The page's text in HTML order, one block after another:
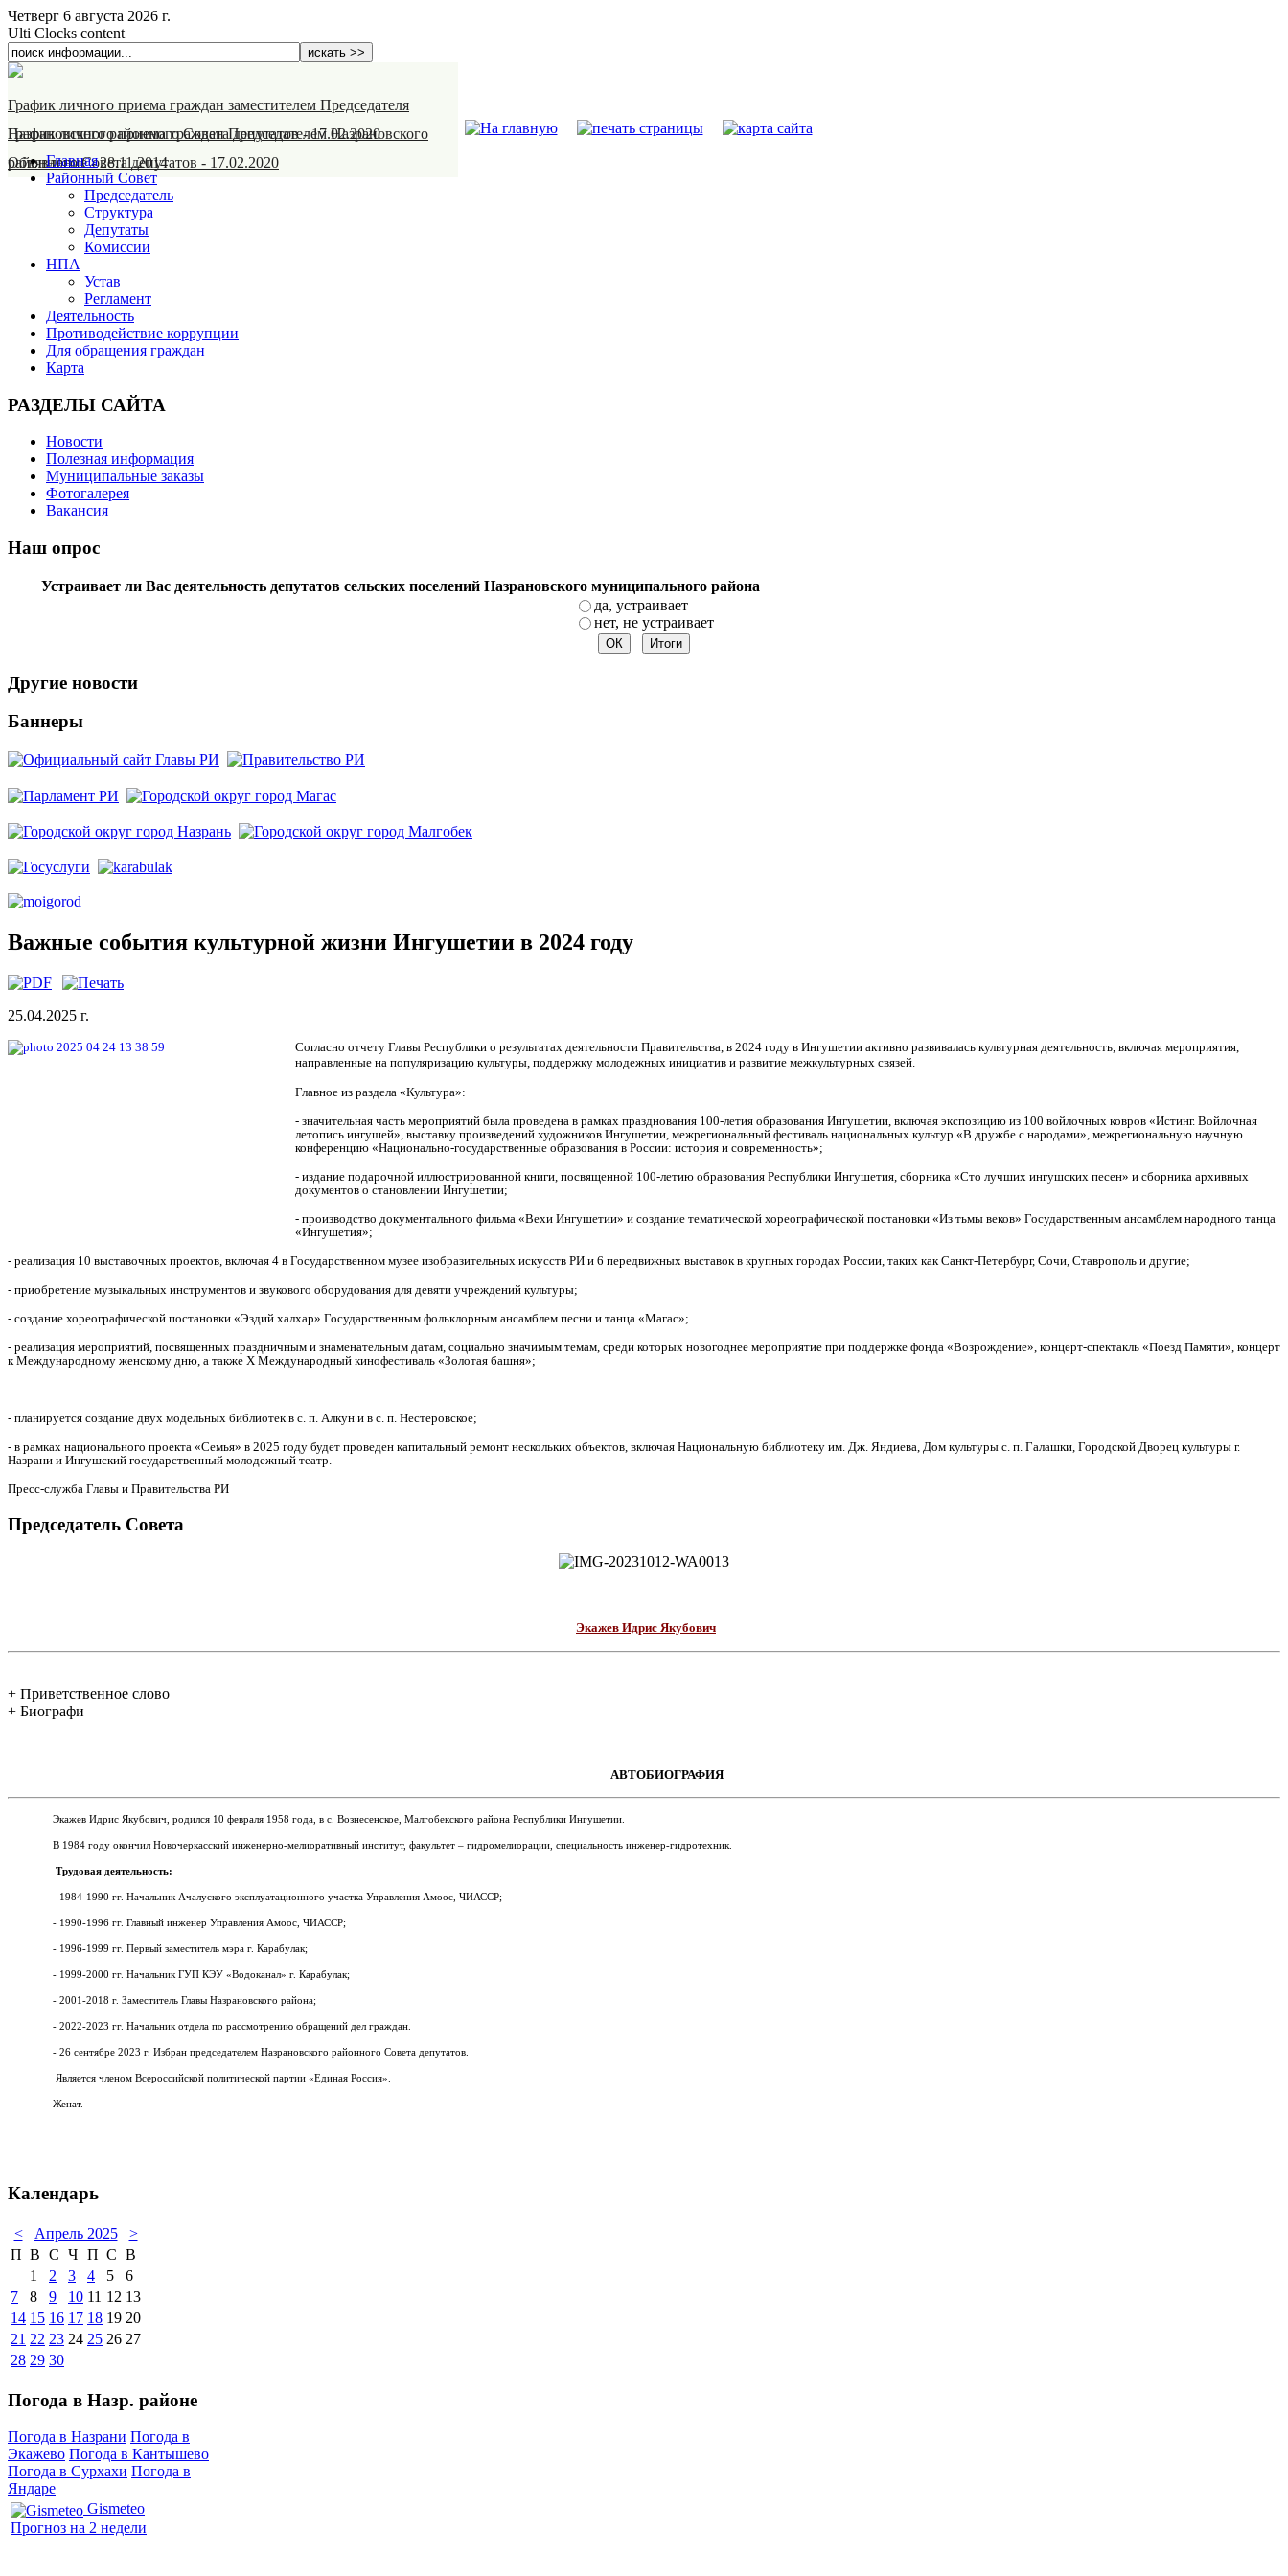
Четверг 6 августа 2026 г.
Ulti Clocks content
График личного приема граждан заместителем Председателя
Назрановского районного Совета депутатов-17.02.2020
График личного приема граждан Председателем Назрановского
районного Совета депутатов - 17.02.2020
Объявление-28.11.2014
Главная
Районный Совет
Председатель
Структура
Депутаты
Комиссии
НПА
Устав
Регламент
Деятельность
Противодействие коррупции
Для обращения граждан
Карта
РАЗДЕЛЫ САЙТА
Новости
Полезная информация
Муниципальные заказы
Фотогалерея
Вакансия
Наш опрос
Устраивает ли Вас деятельность депутатов сельских поселений Назрановского муниципального района
да, устраивает
нет, не устраивает
Другие новости
Баннеры
Важные события культурной жизни Ингушетии в 2024 году
|
25.04.2025 г.
Согласно отчету Главы Республики о результатах деятельности Правительства, в 2024 году в Ингушетии активно развивалась культурная деятельность, включая мероприятия,
направленные на популяризацию культуры, поддержку молодежных инициатив и развитие межкультурных связей.
Главное из раздела «Культура»:
- значительная часть мероприятий была проведена в рамках празднования 100-летия образования Ингушетии, включая экспозицию из 100 войлочных ковров «Истинг. Войлочная
летопись ингушей», выставку произведений художников Ингушетии, межрегиональный фестиваль национальных культур «В дружбе с народами», межрегиональную научную
конференцию «Национально-государственные образования в России: история и современность»;
- издание подарочной иллюстрированной книги, посвященной 100-летию образования Республики Ингушетия, сборника «Сто лучших ингушских песен» и сборника архивных
документов о становлении Ингушетии;
- производство документального фильма «Вехи Ингушетии» и создание тематической хореографической постановки «Из тьмы веков» Государственным ансамблем народного танца
«Ингушетия»;
- реализация 10 выставочных проектов, включая 4 в Государственном музее изобразительных искусств РИ и 6 передвижных выставок в крупных городах России, таких как Санкт-Петербург, Сочи, Ставрополь и другие;
- приобретение музыкальных инструментов и звукового оборудования для девяти учреждений культуры;
- создание хореографической постановки «Эздий халхар» Государственным фольклорным ансамблем песни и танца «Магас»;
- реализация мероприятий, посвященных праздничным и знаменательным датам, социально значимым темам, среди которых новогоднее мероприятие при поддержке фонда «Возрождение», концерт-спектакль «Поезд Памяти», концерт
к Международному женскому дню, а также X Международный кинофестиваль «Золотая башня»;
- планируется создание двух модельных библиотек в с. п. Алкун и в с. п. Нестеровское;
- в рамках национального проекта «Семья» в 2025 году будет проведен капитальный ремонт нескольких объектов, включая Национальную библиотеку им. Дж. Яндиева, Дом культуры с. п. Галашки, Городской Дворец культуры г.
Назрани и Ингушский государственный молодежный театр.
Пресс-служба Главы и Правительства РИ
Председатель Совета
Экажев Идрис Якубович
+ Приветственное слово
+ Биографи
АВТОБИОГРАФИЯ
Экажев Идрис Якубович, родился 10 февраля 1958 года, в с.Вознесенское, Малгобекского района Республики Ингушетии.
В 1984 году окончил Новочеркасский инженерно-мелиоративный институт, факультет – гидромелиорации, специальность инженер-гидротехник.
Трудовая деятельность:
- 1984-1990 гг. Начальник Ачалуского эксплуатационного участка Управления Амоос, ЧИАССР;
- 1990-1996 гг. Главный инженер Управления Амоос, ЧИАССР;
- 1996-1999 гг. Первый заместитель мэра г. Карабулак;
- 1999-2000 гг. Начальник ГУП КЭУ «Водоканал» г. Карабулак;
- 2001-2018 г. Заместитель Главы Назрановского района;
- 2022-2023 гг. Начальник отдела по рассмотрению обращений дел граждан.
- 26 сентябре 2023 г. Избран председателем Назрановского районного Совета депутатов.
Является членом Всероссийской политической партии «Единая Россия».
Женат.
Календарь
< Апрель 2025
>
П В С Ч П С В
1
2 3 4 5
6
7
8 9 10 11 12 13
14 15 16 17 18 19 20
21 22 23 24 25 26 27
28 29 30
Погода в Назр. районе
Погода в Назрани Погода в
Экажево Погода в Кантышево
Погода в Сурхахи Погода в
Яндаре
Gismeteo
Прогноз на 2 недели